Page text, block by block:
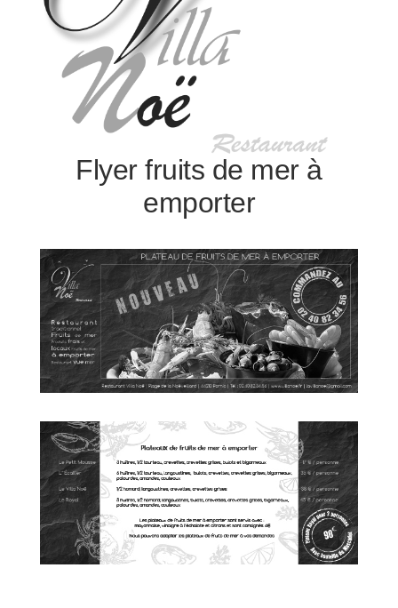
Flyer fruits de mer à
emporter